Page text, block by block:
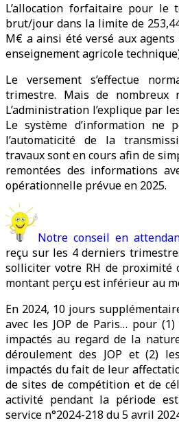
L’allocation forfaitaire pour le
brut/jour dans la limite de
M€ a ainsi été versé aux agents
enseignement agricole
Le versement s’effectue
trimestre. Mais de nombreux
L’administration l’explique par
Le système d’information ne
l’automaticité de la
travaux sont en cours afin de
remontées des informations
opérationnelle prévue en 2025.
Notre conseil en
reçu sur les 4 derniers
solliciter votre RH de proximité
montant perçu est inférieur au
En 2024, 10 jours
avec les JOP de Paris… pour
impactés au regard de la
déroulement des JOP et (2)
impactés du fait de leur
de sites de compétition et de
activité pendant la période
service n°2024-218 du 5 avril